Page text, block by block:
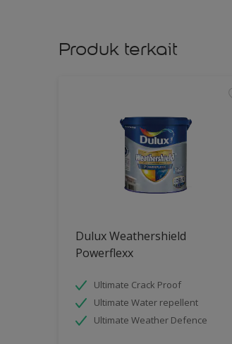
Produk terkait
Dulux Weathershield
Powerflexx
Ultimate Crack Proof
Ultimate Water repellent
Ultimate Weather Defence